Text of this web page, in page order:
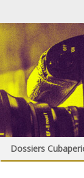
Dossiers